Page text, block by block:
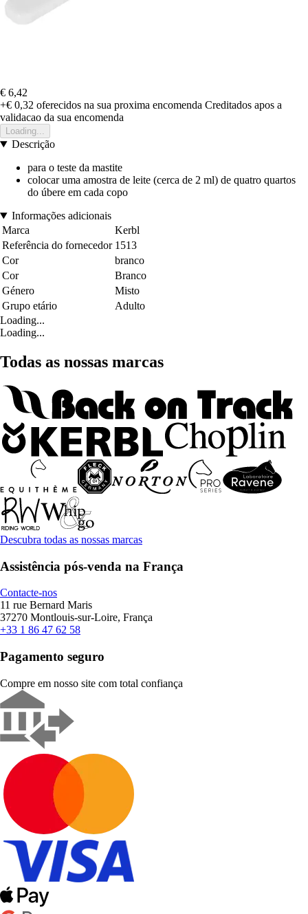
€ 6,42
+€ 0,32 oferecidos na sua proxima encomenda Creditados apos a
validacao da sua encomenda
Loading...
Descrição
para o teste da mastite
colocar uma amostra de leite (cerca de 2 ml) de quatro quartos
do úbere em cada copo
Informações adicionais
Marca
Kerbl
Referência do fornecedor 1513
Cor
branco
Cor
Branco
Género
Misto
Grupo etário
Adulto
Loading...
Loading...
Todas as nossas marcas
Descubra todas as nossas marcas
Assistência pós-venda na França
Contacte-nos
11 rue Bernard Maris
37270 Montlouis-sur-Loire, França
+33 1 86 47 62 58
Pagamento seguro
Compre em nosso site com total confiança